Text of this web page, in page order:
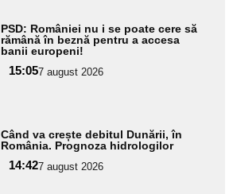
PSD: României nu i se poate cere să
rămână în beznă pentru a accesa
banii europeni!
15:057 august 2026
Când va crește debitul Dunării, în
România. Prognoza hidrologilor
14:427 august 2026